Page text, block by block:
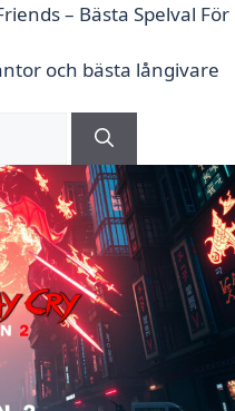
– Bästa Spelval För
och bästa långivare